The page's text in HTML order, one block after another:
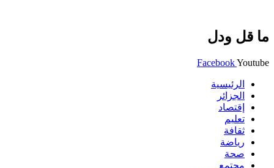
ما قل ودل
FacebookYoutube
الرئيسية
الجزائر
إقتصاد
تعليم
ثقافة
رياضة
صحة
مجتمع